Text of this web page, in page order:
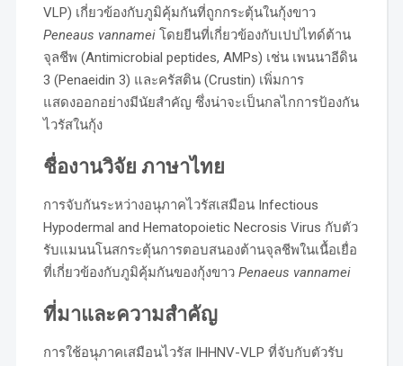
VLP) เกี่ยวข้องกับภูมิคุ้มกันที่ถูกกระตุ้นในกุ้งขาว
Peneaus vannameiโดยยีนที่เกี่ยวข้องกับเปปไทด์ต้าน
จุลชีพ (Antimicrobial peptides, AMPs) เช่น เพนนาอีดิน
3 (Penaeidin 3) และครัสติน (Crustin) เพิ่มการ
แสดงออกอย่างมีนัยสำคัญ ซึ่งน่าจะเป็นกลไกการป้องกัน
ไวรัสในกุ้ง
ชื่องานวิจัย ภาษาไทย
การจับกันระหว่างอนุภาคไวรัสเสมือน Infectious
Hypodermal and Hematopoietic Necrosis Virus กับตัว
รับแมนนโนสกระตุ้นการตอบสนองต้านจุลชีพในเนื้อเยื่อ
ที่เกี่ยวข้องกับภูมิคุ้มกันของกุ้งขาว Penaeus vannamei
ที่มาและความสำคัญ
การใช้อนุภาคเสมือนไวรัส IHHNV-VLP ที่จับกับตัวรับ